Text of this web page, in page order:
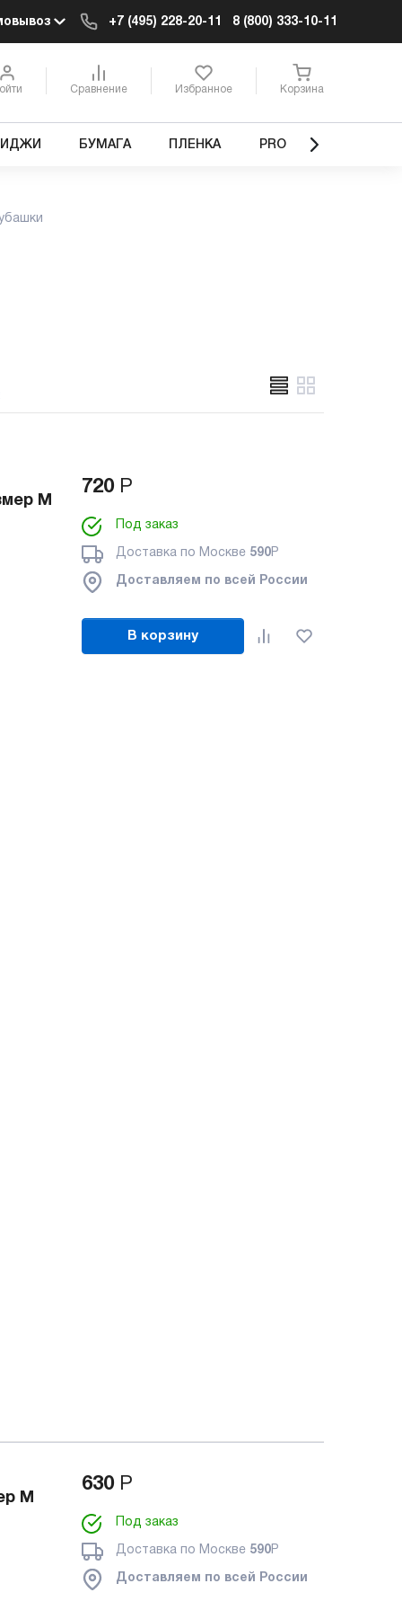
+7 (495) 228-20-11 8 (800) 333-10-11
Сравнение Избранное Корзина
БУМАГА ПЛЕНКА PRO
M
720 Р
Под заказ
Доставка по Москве 590Р
Доставляем по всей России
В корзину
M
630 Р
Под заказ
Доставка по Москве 590Р
Доставляем по всей России